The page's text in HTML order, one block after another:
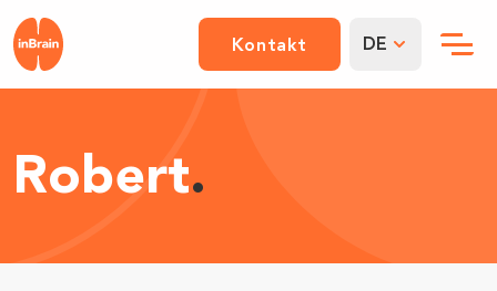
Kontakt DE
Robert.